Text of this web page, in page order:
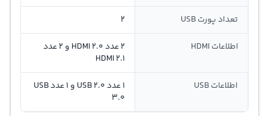
تعداد پورت USB 2
اطلاعات HDMI
2 عدد HDMI 2.0 و 2 عدد
HDMI 2.1
اطلاعات USB
1 عدد USB 2.0 و 1 عدد USB
3.0